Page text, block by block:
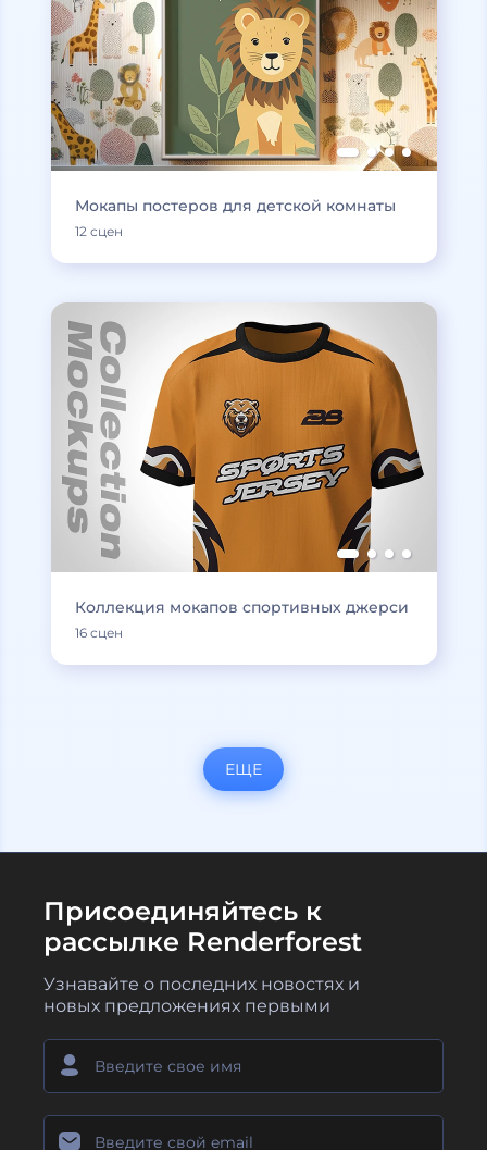
Мокапы постеров для детской комнаты
12 сцен
Коллекция мокапов спортивных джерси
16 сцен
ЕЩЕ
Присоединяйтесь к
рассылке Renderforest
Узнавайте о последних новостях и
новых предложениях первыми